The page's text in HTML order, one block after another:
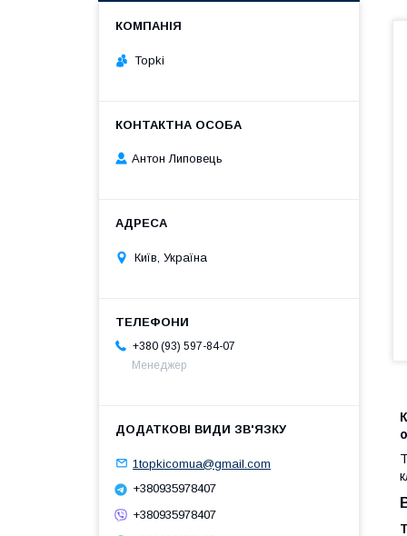
Topki
Антон Липовець
Київ, Україна
+380 (93) 597-84-07
Менеджер
1topkicomua@gmail.com
+380935978407
+380935978407